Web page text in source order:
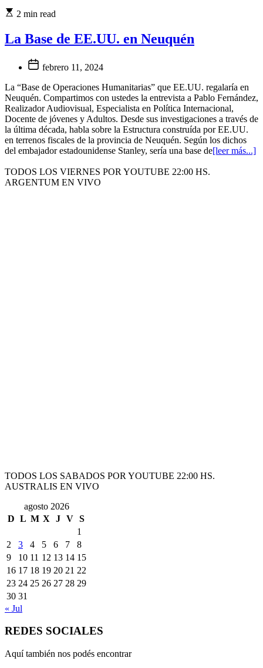
2 min read
La Base de EE.UU. en Neuquén
febrero 11, 2024
La “Base de Operaciones Humanitarias” que EE.UU. regalaría en
Neuquén. Compartimos con ustedes la entrevista a Pablo Fernández,
Realizador Audiovisual, Especialista en Política Internacional,
Docente de jóvenes y Adultos. Desde sus investigaciones a través de
la última década, habla sobre la Estructura construída por EE.UU.
en terrenos fiscales de la provincia de Neuquén. Según los dichos
del embajador estadounidense Stanley, sería una base de[leer más...]
TODOS LOS VIERNES POR YOUTUBE 22:00 HS.
ARGENTUM EN VIVO
TODOS LOS SABADOS POR YOUTUBE 22:00 HS.
AUSTRALIS EN VIVO
agosto 2026
D L M X J V S
1
2
3 4 5 6 7
8
9
10 11 12 13 14 15
16 17 18 19 20 21 22
23 24 25 26 27 28 29
30 31
« Jul
REDES SOCIALES
Aquí también nos podés encontrar